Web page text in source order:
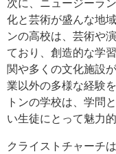
化と芸術が盛んな地
ンの高校は、芸術や
ており、創造的な学
関や多くの文化施設
業以外の多様な経験
トンの学校は、学問
い生徒にとって魅力
クライストチャーチ